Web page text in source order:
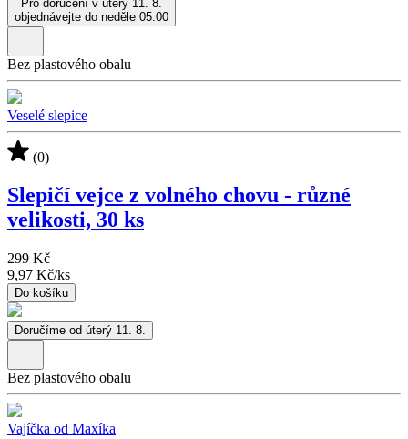
Pro doručení v úterý 11. 8.
objednávejte do neděle 05:00
Bez plastového obalu
Veselé slepice
(0)
Slepičí vejce z volného chovu - různé
velikosti, 30 ks
299 Kč
9,97 Kč/ks
Do košíku
Doručíme od úterý 11. 8.
Bez plastového obalu
Vajíčka od Maxíka